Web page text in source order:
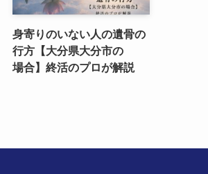
身寄りのいない​人の​遺骨の​
行方​【大分県大分市の​
場合】終活の​プロが​解説